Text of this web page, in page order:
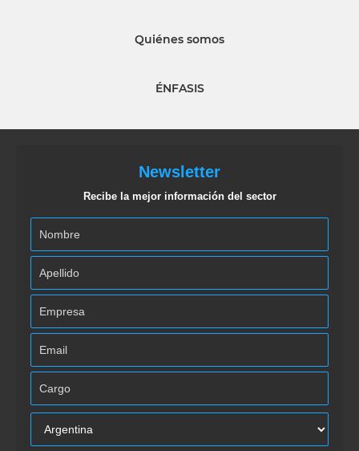
Quiénes somos
ÉNFASIS
Newsletter
Recibe la mejor información del sector